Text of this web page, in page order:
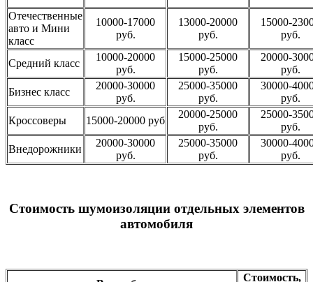
Отечественные
авто и Мини
класс
10000-17000
руб.
13000-20000
руб.
15000-
руб.
Средний класс
10000-20000
руб.
15000-25000
руб.
20000-
руб.
Бизнес класс
20000-30000
руб.
25000-35000
руб.
30000-
руб.
Кроссоверы
15000-20000 руб
20000-25000
руб.
25000-
руб.
Внедорожники
20000-30000
руб.
25000-35000
руб.
30000-
руб.
Стоимость шумоизоляции отдельных элементов
автомобиля
Стоимость,